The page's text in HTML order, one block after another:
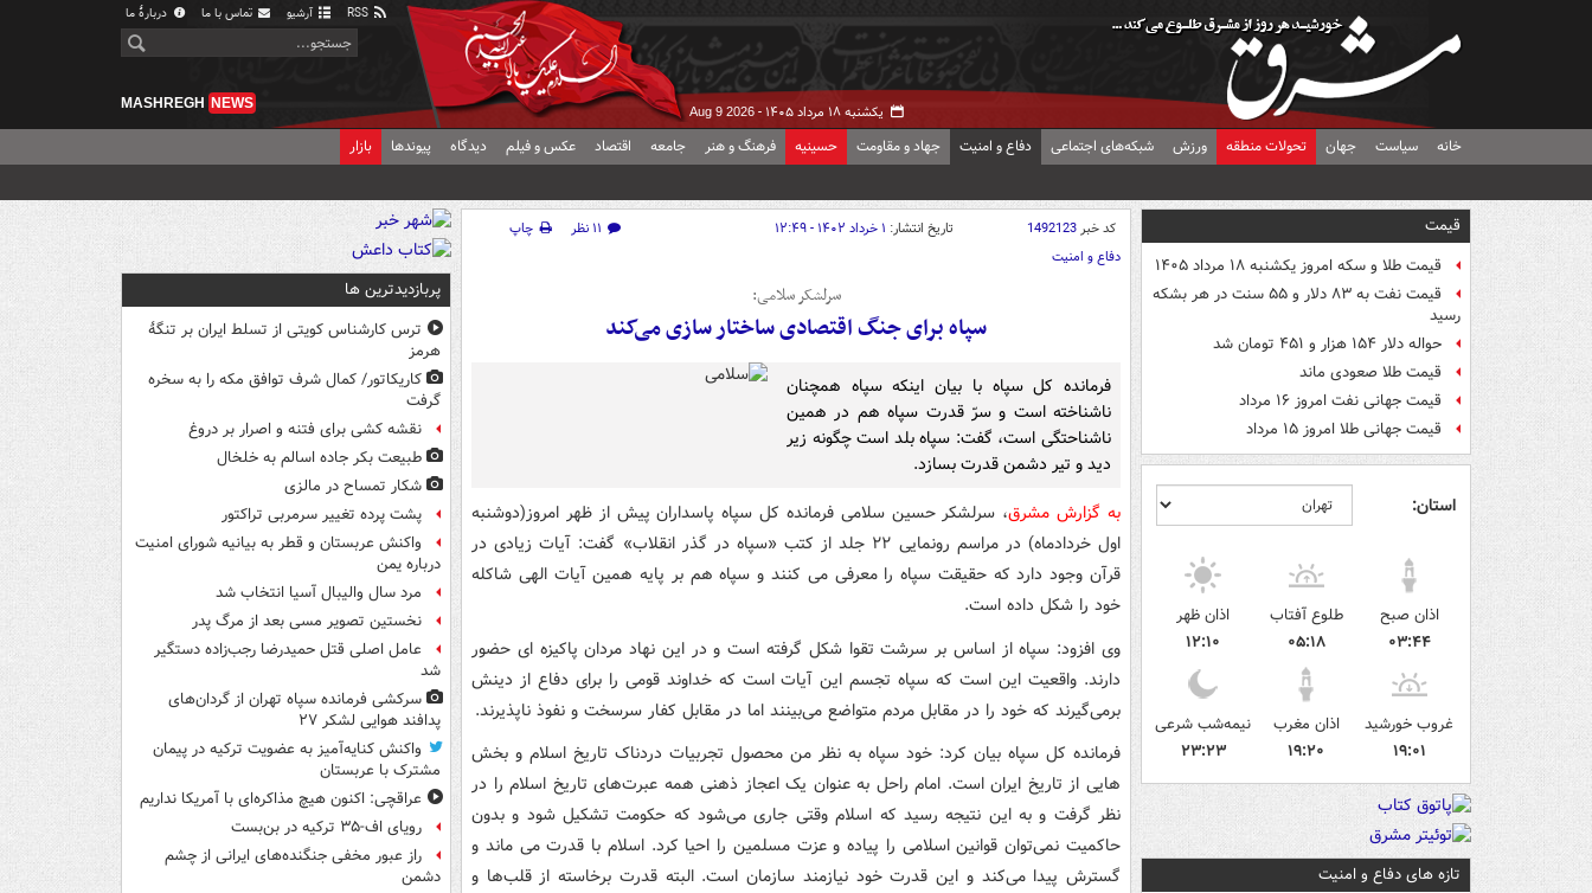
آرشیو تماس با ما دربارهٔ ما
یکشنبه ۱۸ مرداد ۱۴۰۵ - Aug 9 2026
MASHREGH NEWS
خانه سیاست جهان تحولات منطقه ورزش شبکه‌های اجتماعی دفاع و امنیت جهاد و مقاومت حسینیه فرهنگ و هنر جامعه اقتصاد عکس و فیلم دیدگاه پیوندها بازار
قیمت
قیمت طلا و سکه امروز یکشنبه ۱۸ مرداد ۱۴۰۵
قیمت نفت به ۸۳ دلار و ۵۵ سنت در هر بشکه
رسید
حواله دلار ۱۵۴ هزار و ۴۵۱ تومان شد
قیمت طلا صعودی ماند
قیمت جهانی نفت امروز ۱۶ مرداد
قیمت جهانی طلا امروز ۱۵ مرداد
استان:
اذان صبح
۰۳:۴۴
طلوع آفتاب
۰۵:۱۸
اذان ظهر
۱۲:۱۰
غروب خورشید
۱۹:۰۱
اذان مغرب
۱۹:۲۰
نیمه‌شب شرعی
۲۳:۲۳
تازه های دفاع و امنیت
کد خبر1492123 تاریخ انتشار: ۱ خرداد ۱۴۰۲ - ۱۲:۴۹ ۱۱ نظر
چاپ
دفاع و امنیت
سرلشکر سلامی:
سپاه برای جنگ اقتصادی ساختار سازی می‌کند
فرمانده کل سپاه با بیان اینکه سپاه همچنان
ناشناخته است و سرّ قدرت سپاه هم در همین
ناشناحتگی است، گفت: سپاه بلد است چگونه زیر
دید و تیر دشمن قدرت بسازد.
به گزارش مشرق، سرلشکر حسین سلامی فرمانده کل سپاه پاسداران پیش از ظهر امروز(دوشنبه
اول خردادماه) در مراسم رونمایی ۲۲ جلد از کتب «سپاه در گذر انقلاب» گفت: آیات زیادی در
قرآن وجود دارد که حقیقت سپاه را معرفی می کنند و سپاه هم بر پایه همین آیات الهی شاکله
خود را شکل داده است.
وی افزود: سپاه از اساس بر سرشت تقوا شکل گرفته است و در این نهاد مردان پاکیزه ای حضور
دارند. واقعیت این است که سپاه تجسم این آیات است که خداوند قومی را برای دفاع از دینش
برمی‌گیرند که خود را در مقابل مردم متواضع می‌بینند اما در مقابل کفار سرسخت و نفوذ ناپذیرند.
فرمانده کل سپاه بیان کرد: خود سپاه به نظر من محصول تجربیات دردناک تاریخ اسلام و بخش
هایی از تاریخ ایران است. امام راحل به عنوان یک اعجاز ذهنی همه عبرت‌های تاریخ اسلام را در
نظر گرفت و به این نتیجه رسید که اسلام وقتی جاری می‌شود که حکومت تشکیل شود و بدون
حاکمیت نمی‌توان قوانین اسلامی را پیاده و عزت مسلمین را احیا کرد. اسلام با قدرت می ماند و
گسترش پیدا می‌کند و این قدرت خود نیازمند سازمان است. البته قدرت برخاسته از قلب‌ها و
پربازدیدترین ها
ترس کارشناس کویتی از تسلط ایران بر تنگۀ
هرمز
کاریکاتور/ کمال شرف توافق مکه را به سخره
گرفت
نقشه کشی برای فتنه و اصرار بر دروغ
طبیعت بکر جاده اسالم به خلخال
شکار تمساح در مالزی
پشت پرده تغییر سرمربی تراکتور
واکنش عربستان و قطر به بیانیه شورای امنیت
درباره یمن
مرد سال والیبال آسیا انتخاب شد
نخستین تصویر مسی بعد از مرگ پدر
عامل اصلی قتل حمیدرضا رجب‌زاده دستگیر
شد
سرکشی فرمانده سپاه تهران از گردان‌های
پدافند هوایی لشکر ۲۷
واکنش کنایه‌آمیز به عضویت ترکیه در پیمان
مشترک با عربستان
عراقچی: اکنون هیچ مذاکره‌ای با آمریکا نداریم
رویای اف-۳۵ ترکیه در بن‌بست
راز عبور مخفی جنگنده‌های ایرانی از چشم
دشمن